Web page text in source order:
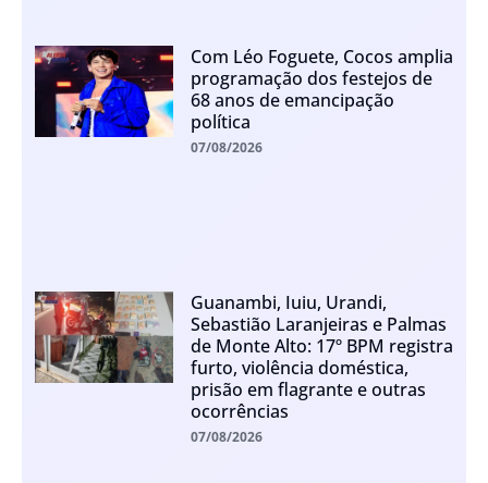
Com Léo Foguete, Cocos amplia
programação dos festejos de
68 anos de emancipação
política
07/08/2026
Guanambi, Iuiu, Urandi,
Sebastião Laranjeiras e Palmas
de Monte Alto: 17º BPM registra
furto, violência doméstica,
prisão em flagrante e outras
ocorrências
07/08/2026